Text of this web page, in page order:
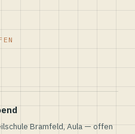
Bramfeld, Aula — offen